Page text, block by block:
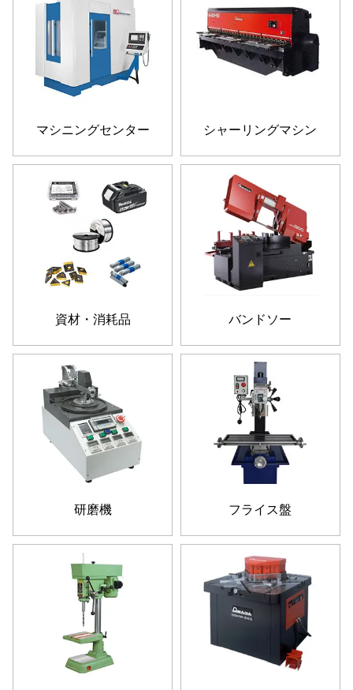
マシニングセンター シャーリングマシン
資材・消耗品 バンドソー
研磨機 フライス盤